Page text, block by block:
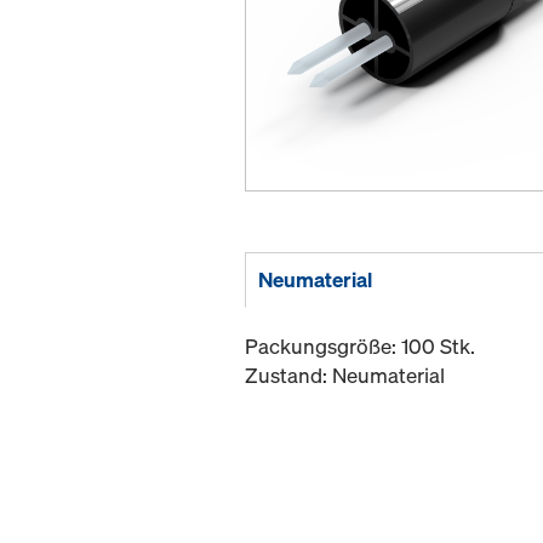
Neumaterial
Packungsgröße: 100 Stk.
Zustand: Neumaterial